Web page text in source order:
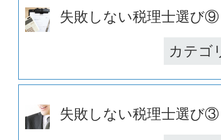
失敗しない税理士選び
カテゴ
失敗しない税理士選び